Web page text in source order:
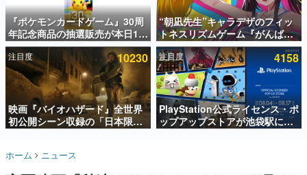
アプリセール情報
インタビュー
連載・特集一覧
殿堂入り記事
SNS拡散数が数千以上！ ページビュー数万以上！ などな
ど。多くの人々に読まれた、電ファミ渾身の“殿堂入り”記
事をまとめました。
名作ゲームクリエイターの方々に製作時のエピソードをお
『ポケモンカードゲーム』30周
年記念商品の抽選販売が本日12
時より開始。拡張パック「30th
CELEBRATION」のボックス
に、「プレミアムデッキセット
エーフィ・ブラッキー」
「FUTURISTIC BOX」の計3商
品
“朝凪先生”キャラデザのフィッ
トネスリズムゲーム『がんば
れ！チアリズム』Steamストア
ページが公開。キャラクターの
CVは陽向葵ゅかさん
注目度 10230
映画『バイオハザード』全世界
初公開シーン収録の「日本限
定」予告映像が解禁。バイオの
「ラクーンシティ総合病院」へ
行く配達人の姿が披露
注目度 4158
PlayStation公式ライセンス・ポ
ップアップストアが池袋駅にて
期間限定で開催。夏のアパレル
ホーム ニュース